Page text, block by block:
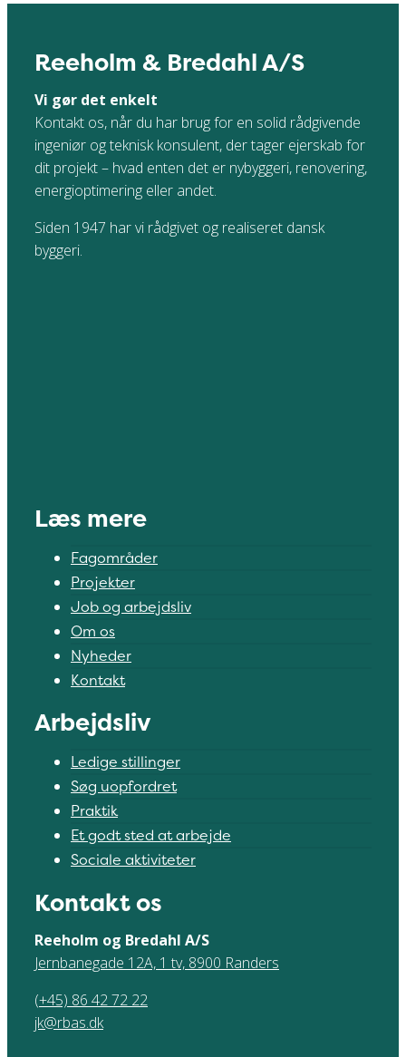
Reeholm & Bredahl A/S
Vi gør det enkelt
Kontakt os, når du har brug for en solid rådgivende
ingeniør og teknisk konsulent, der tager ejerskab for
dit projekt – hvad enten det er nybyggeri, renovering,
energioptimering eller andet.
Siden 1947 har vi rådgivet og realiseret dansk
byggeri.
Læs mere
Fagområder
Projekter
Job og arbejdsliv
Om os
Nyheder
Kontakt
Arbejdsliv
Ledige stillinger
Søg uopfordret
Praktik
Et godt sted at arbejde
Sociale aktiviteter
Kontakt os
Reeholm og Bredahl A/S
Jernbanegade 12A, 1 tv, 8900 Randers
(+45) 86 42 72 22
jk@rbas.dk